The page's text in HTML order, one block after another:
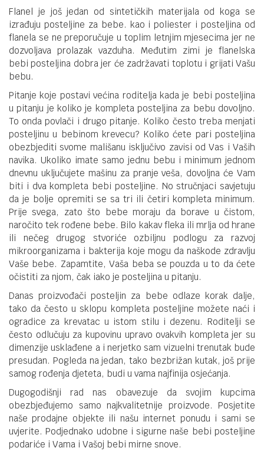
Flanel je još jedan od sintetičkih materijala od koga se
izrađuju posteljine za bebe. kao i poliester i posteljina od
flanela se ne preporučuje u toplim letnjim mjesecima jer ne
dozvoljava prolazak vazduha. Međutim zimi je flanelska
bebi posteljina dobra jer će zadržavati toplotu i grijati Vašu
bebu.
Pitanje koje postavi većina roditelja kada je bebi posteljina
u pitanju je koliko je kompleta posteljina za bebu dovoljno.
To onda povlači i drugo pitanje. Koliko često treba menjati
posteljinu u bebinom krevecu? Koliko ćete pari posteljina
obezbjediti svome mališanu isključivo zavisi od Vas i Vaših
navika. Ukoliko imate samo jednu bebu i minimum jednom
dnevnu uključujete mašinu za pranje veša, dovoljna će Vam
biti i dva kompleta bebi posteljine. No stručnjaci savjetuju
da je bolje opremiti se sa tri ili četiri kompleta minimum.
Prije svega, zato što bebe moraju da borave u čistom,
naročito tek rođene bebe. Bilo kakav fleka ili mrlja od hrane
ili nečeg drugog stvoriće ozbiljnu podlogu za razvoj
mikroorganizama i bakterija koje mogu da naškode zdravlju
Vaše bebe. Zapamtite, Vaša beba se pouzda u to da ćete
očistiti za njom, čak iako je posteljina u pitanju.
Danas proizvođači posteljin za bebe odlaze korak dalje,
tako da često u sklopu kompleta posteljine možete naći i
ogradice za krevatac u istom stilu i dezenu. Roditelji se
često odlučuju za kupovinu upravo ovakvih kompleta jer su
dimenzije usklađene a i nerjetko sam vizuelni trenutak bude
presudan. Pogleda na jedan, tako bezbrižan kutak, još prije
samog rođenja djeteta, budi u vama najfinija osjećanja.
Dugogodišnji rad nas obavezuje da svojim kupcima
obezbjeđujemo samo najkvalitetnije proizvode. Posjetite
naše prodajne objekte ili našu internet ponudu i sami se
uvjerite. Podjednako udobne i sigurne naše bebi posteljine
podariće i Vama i Vašoj bebi mirne snove.